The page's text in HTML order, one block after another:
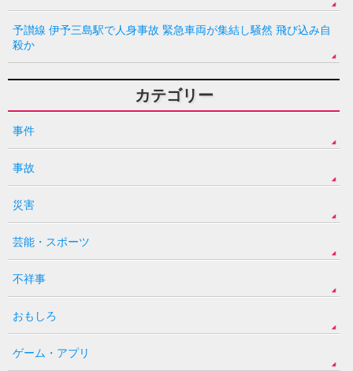
予讃線 伊予三島駅で人身事故 緊急車両が集結し騒然 飛び込み自
殺か
カテゴリー
事件
事故
災害
芸能・スポーツ
不祥事
おもしろ
ゲーム・アプリ